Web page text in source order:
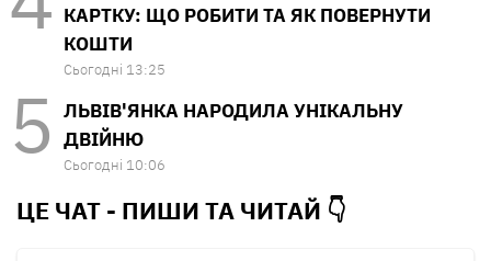
КАРТКУ: ЩО РОБИТИ ТА ЯК ПОВЕРНУТИ
КОШТИ
Сьогодні 13:25
ЛЬВІВ'ЯНКА НАРОДИЛА УНІКАЛЬНУ
ДВІЙНЮ
Сьогодні 10:06
ЦЕ ЧАТ - ПИШИ ТА ЧИТАЙ 👇